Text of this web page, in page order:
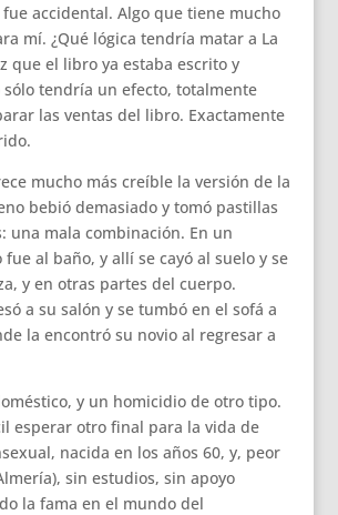
accidental. Algo que tiene mucho
mí. ¿Qué lógica tendría matar a La
que el libro ya estaba escrito y
sólo tendría un efecto, totalmente
las ventas del libro. Exactamente
mucho más creíble la versión de la
bebió demasiado y tomó pastillas
una mala combinación. En un
al baño, y allí se cayó al suelo y se
y en otras partes del cuerpo.
a su salón y se tumbó en el sofá a
la encontró su novio al regresar a
y un homicidio de otro tipo.
esperar otro final para la vida de
nacida en los años 60, y, peor
sin estudios, sin apoyo
la fama en el mundo del